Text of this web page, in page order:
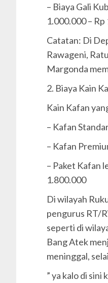
– Biaya Gali
1.000.000 –
Catatan: Di
Rawageni,
Margonda
2. Biaya Kain
Kain Kafan
– Kafan
– Kafan
– Paket Kafan
1.800.000
Di wilayah
pengurus RT/
seperti di
Bang Atek
meninggal,
” ya kalo di